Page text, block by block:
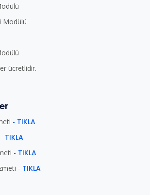
Modülü
ücretlidir.
- TIKLA
- TIKLA
- TIKLA
- TIKLA